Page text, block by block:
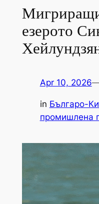
езерото
Apr 10, 2026
in Българо-
промишлена